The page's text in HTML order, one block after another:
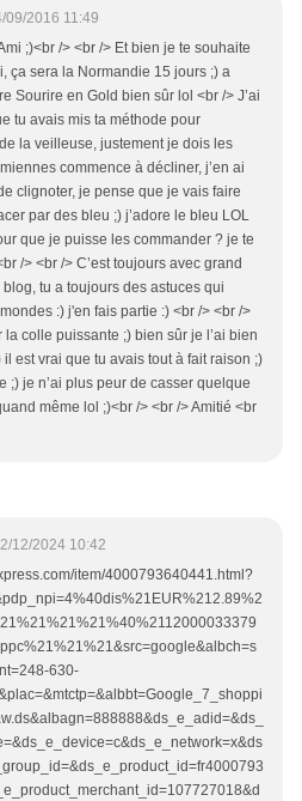
09/2016 11:49
;)<br /> <br /> Et bien je te souhaite
ça sera la Normandie 15 jours ;) a
Sourire en Gold bien sûr lol <br /> J’ai
tu avais mis ta méthode pour
la veilleuse, justement je dois les
commence à décliner, j’en ai
clignoter, je pense que je vais faire
par des bleu ;) j’adore le bleu LOL
que je puisse les commander ? je te
/> <br /> C’est toujours avec grand
tu a toujours des astuces qui
:) j'en fais partie :) <br /> <br />
colle puissante ;) bien sûr je l’ai bien
est vrai que tu avais tout à fait raison ;)
;) je n’ai plus peur de casser quelque
même lol ;)<br /> <br /> Amitié <br
12/2024 10:42
item/4000793640441.html?
630-